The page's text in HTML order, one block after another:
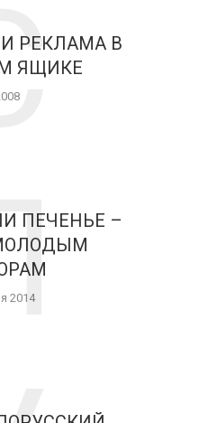
РЕКЛАМА В
ЯЩИКЕ
ПЕЧЕНЬЕ –
2014